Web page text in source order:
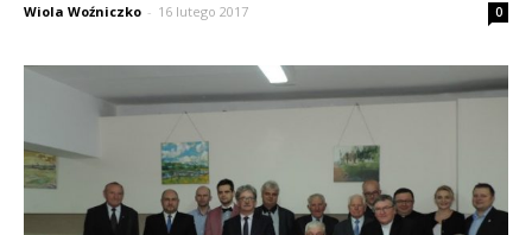
Wiola Woźniczko - 16 lutego 2017 0